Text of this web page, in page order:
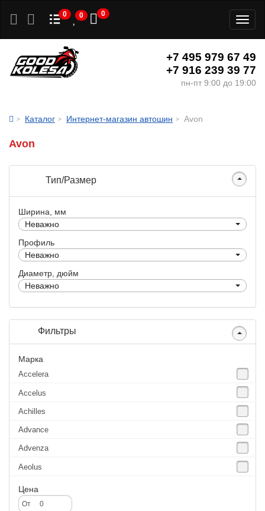
0 0 0
+7 495 979 67 49
+7 916 239 39 77
пн-пт 9:00 до 19:00
Каталог Интернет-магазин автошин Avon
Avon
Тип/Размер
Ширина, мм
Неважно
Профиль
Неважно
Диаметр, дюйм
Неважно
Фильтры
Марка
Accelera
Accelus
Achilles
Advance
Advenza
Aeolus
Agate
Agrica
Цена
От